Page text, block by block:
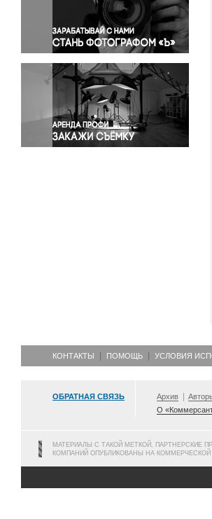
Правосудие
Происшествия и конфликты
Религия
Светская жизнь
Спорт
Экология
Экономика и бизнес
КОНТАКТЫ ПОМОЩЬ УСЛОВИЯ
ОБРАТНАЯ СВЯЗЬ Архив
О
МАТЕРИАЛЫ С ТАКОЙ МЕТКОЙ, ПАРТНЕРСКИЕ
КОМПАНИЙ ОПУБЛИКОВАНЫ НА